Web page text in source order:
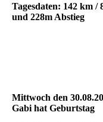
Tagesdaten: 142 km /
und 228m Abstieg
Mittwoch den
Gabi hat Geburtstag